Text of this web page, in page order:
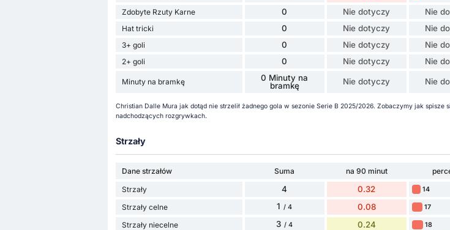
Zdobyte Rzuty Karne 0 Nie dotyczy Nie
Hat tricki 0 Nie dotyczy Nie
3+ goli 0 Nie dotyczy Nie
2+ goli 0 Nie dotyczy Nie
Minuty na bramkę
0 Minuty na
bramkę
Nie dotyczy Nie
Christian Dalle Mura jak dotąd nie strzelił żadnego gola w sezonie Serie B 2025/2026. Zobaczymy jak spisze
nadchodzących rozgrywkach.
Strzały
Dane strzałów Suma na 90 minut
Strzały
4 0.32 14
Strzały celne 1 / 4 0.08 17
Strzały niecelne 3 / 4 0.24 18